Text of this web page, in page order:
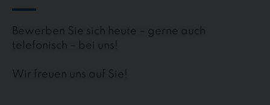
Bewerben Sie sich heute – gerne auch
telefonisch – bei uns!
Wir freuen uns auf Sie!